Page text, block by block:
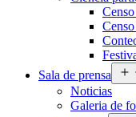
Sala de prensa
Noticias
Galeria de